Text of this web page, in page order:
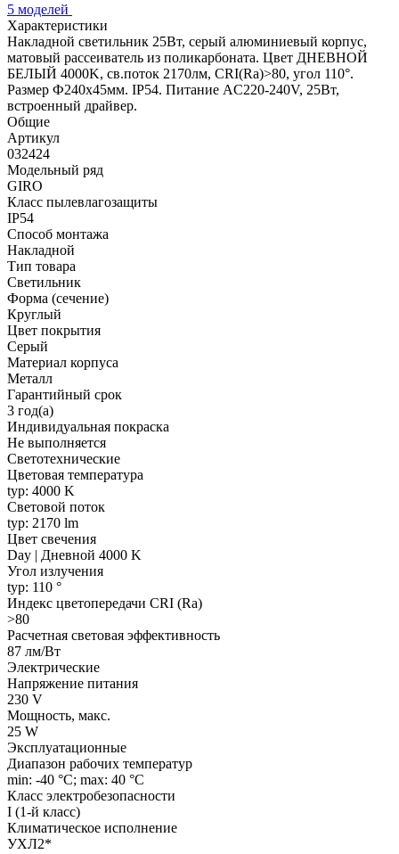
5 моделей
Характеристики
Накладной светильник 25Вт, серый алюминиевый корпус,
матовый рассеиватель из поликарбоната. Цвет ДНЕВНОЙ
БЕЛЫЙ 4000K, св.поток 2170лм, CRI(Ra)>80, угол 110°.
Размер Ф240x45мм. IP54. Питание AC220-240V, 25Вт,
встроенный драйвер.
Общие
Артикул
032424
Модельный ряд
GIRO
Класс пылевлагозащиты
IP54
Способ монтажа
Накладной
Тип товара
Светильник
Форма (сечение)
Круглый
Цвет покрытия
Серый
Материал корпуса
Металл
Гарантийный срок
3 год(а)
Индивидуальная покраска
Не выполняется
Светотехнические
Цветовая температура
typ: 4000 K
Световой поток
typ: 2170 lm
Цвет свечения
Day | Дневной 4000 K
Угол излучения
typ: 110 °
Индекс цветопередачи CRI (Ra)
>80
Расчетная световая эффективность
87 лм/Вт
Электрические
Напряжение питания
230 V
Мощность, макс.
25 W
Эксплуатационные
Диапазон рабочих температур
min: -40 °C; max: 40 °C
Класс электробезопасности
I (1-й класс)
Климатическое исполнение
УХЛ2*